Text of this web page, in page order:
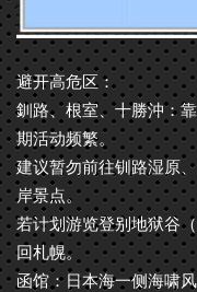
避开高危区：
釧路、根室、十勝沖：
期活动频繁。
建议暂勿前往钏路湿原
岸景点。
若计划游览登别地狱谷
回札幌。
函馆：日本海一侧海啸